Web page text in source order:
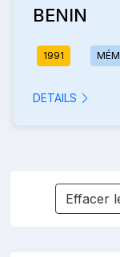
BENIN
1991
DETAILS
Effacer